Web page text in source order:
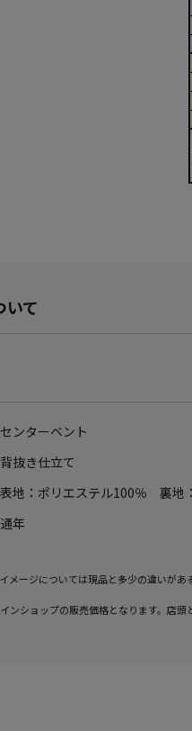
いて
センターベント
背抜き仕立て
表地：ポリエステル100％ 裏地
通年
メージについては現品と多少の違いが
インショップの販売価格となります。店